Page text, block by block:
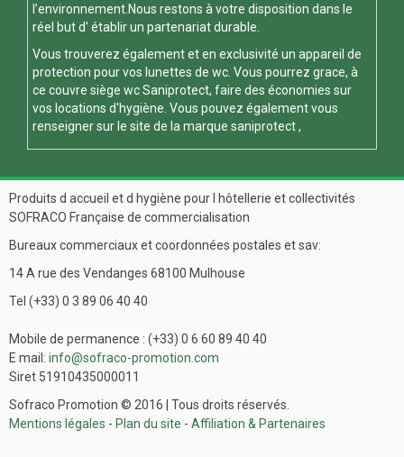
l’environnement.Nous restons à votre disposition dans le
réel but d' établir un partenariat durable.
Vous trouverez également et en exclusivité un appareil de
protection pour vos lunettes de wc . Vous pourrez grace, à
ce couvre siège wcSaniprotect, faire des économies sur
vos locations d'hygiène. Vous pouvez également vous
renseigner sur le site de la marque saniprotect,
Produits d accueil et d hygiène pour l hôtellerie et collectivités
SOFRACO Française de commercialisation
Bureaux commerciaux et coordonnées postales et sav:
14 A rue des Vendanges 68100 Mulhouse
Tel (+33) 0 3 89 06 40 40
Mobile de permanence : (+33) 0 6 60 89 40 40
E mail: info@sofraco-promotion.com
Siret 51910435000011
Sofraco Promotion © 2016 | Tous droits réservés.
Mentions légales - Plan du site - Affiliation & Partenaires